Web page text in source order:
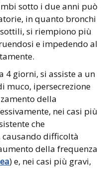
sotto i due anni può
in quanto bronchi
si riempiono più
e impedendo al
4 giorni, si assiste a un
muco, ipersecrezione
della
nei casi più
che
causando difficoltà
della frequenza
) e, nei casi più gravi,